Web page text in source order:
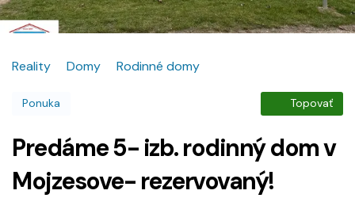
Reality Domy Rodinné domy
Ponuka Topovať
Predáme 5- izb. rodinný dom v
Mojzesove- rezervovaný!